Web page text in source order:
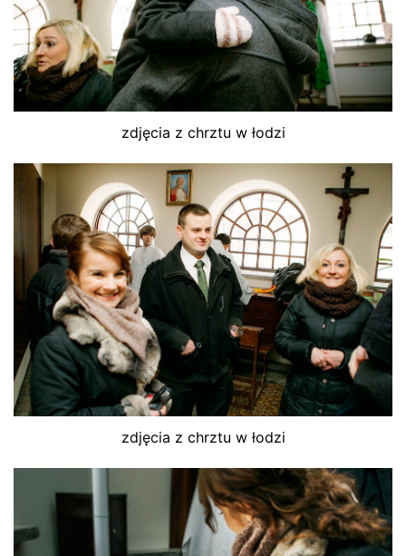
zdjęcia z chrztu w łodzi
zdjęcia z chrztu w łodzi